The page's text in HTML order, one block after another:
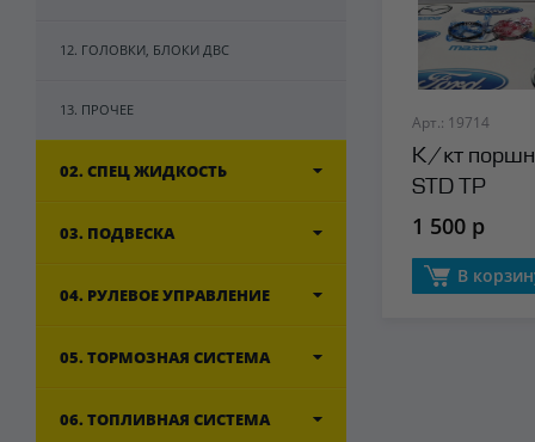
12. ГОЛОВКИ, БЛОКИ ДВС
13. ПРОЧЕЕ
02. СПЕЦ ЖИДКОСТЬ
03. ПОДВЕСКА
04. РУЛЕВОЕ УПРАВЛЕНИЕ
05. ТОРМОЗНАЯ СИСТЕМА
06. ТОПЛИВНАЯ СИСТЕМА
Арт.: 19714
К/кт
STD TP
1 500 р
В